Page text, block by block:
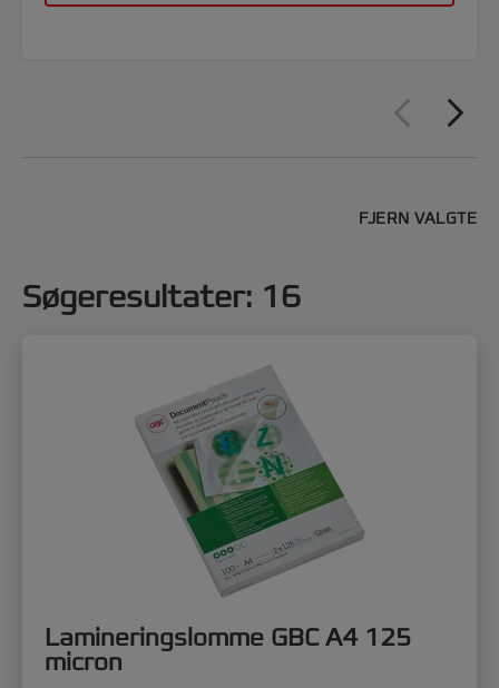
FJERN VALGTE
Søgeresultater: 16
Lamineringslomme GBC A4 125
micron